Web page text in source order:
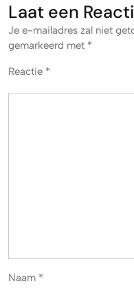
Laat een
Je e-mailadres zal niet
gemarkeerd met *
Reactie *
Naam *